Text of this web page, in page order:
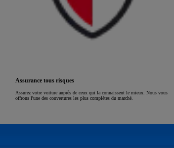
Assurance tous risques
Assurez votre voiture auprès de ceux qui la connaissent le mieux. Nous vous
offrons l'une des couvertures les plus complètes du marché.